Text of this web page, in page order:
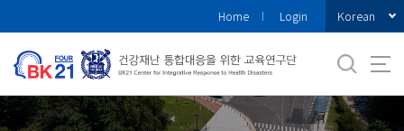
로
메
뉴
Home Login Korean